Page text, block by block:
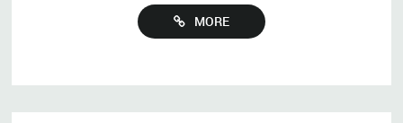
MORE